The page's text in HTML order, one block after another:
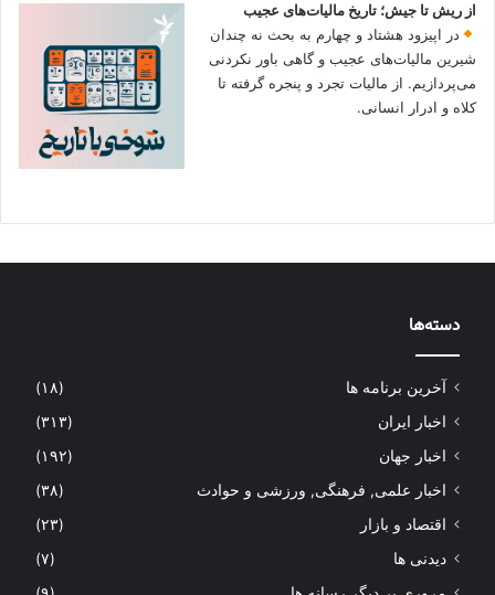
از ریش تا جیش؛ تاریخ مالیات‌های عجیب
در اپیزود هشتاد و چهارم به بحث نه چندان
شیرین مالیات‌های عجیب و گاهی باور نکردنی‌
می‌پردازیم. از مالیات تجرد و پنجره گرفته تا
کلاه و ادرار انسانی.
دسته‌ها
آخرین برنامه ها
(۱۸)
اخبار ایران
(۳۱۳)
اخبار جهان
(۱۹۲)
اخبار علمی, فرهنگی, ورزشی و حوادث
(۳۸)
اقتصاد و بازار
(۲۳)
دیدنی ها
(۷)